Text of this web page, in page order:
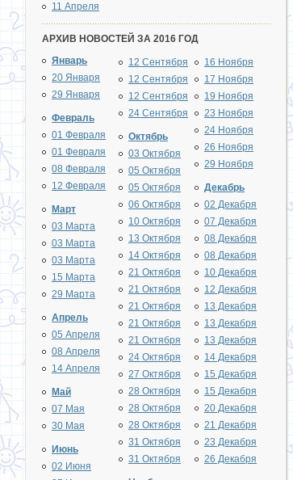
11 Апреля
АРХИВ НОВОСТЕЙ ЗА 2016 ГОД
Январь
20 Января
29 Января
Февраль
01 Февраля
01 Февраля
08 Февраля
12 Февраля
Март
03 Марта
03 Марта
03 Марта
15 Марта
29 Марта
Апрель
05 Апреля
08 Апреля
14 Апреля
Май
07 Мая
30 Мая
Июнь
02 Июня
12 Сентября
12 Сентября
12 Сентября
24 Сентября
Октябрь
03 Октября
05 Октября
05 Октября
06 Октября
10 Октября
13 Октября
14 Октября
21 Октября
21 Октября
21 Октября
21 Октября
21 Октября
24 Октября
27 Октября
28 Октября
28 Октября
28 Октября
31 Октября
31 Октября
16 Ноября
17 Ноября
19 Ноября
23 Ноября
24 Ноября
26 Ноября
29 Ноября
Декабрь
02 Декабря
07 Декабря
08 Декабря
08 Декабря
10 Декабря
12 Декабря
13 Декабря
13 Декабря
13 Декабря
14 Декабря
15 Декабря
15 Декабря
20 Декабря
21 Декабря
23 Декабря
26 Декабря